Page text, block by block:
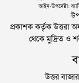
করে
আইন-উপদেষ্টা:
প্রকাশক কর্তৃক উত্তরা
থেকে মুদ্রিত ও
উত্তর